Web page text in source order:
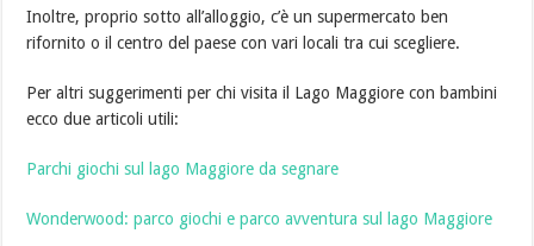
Inoltre, proprio sotto all’alloggio, c’è un supermercato ben
rifornito o il centro del paese con vari locali tra cui scegliere.
Per altri suggerimenti per chi visita il Lago Maggiore con bambini
ecco due articoli utili:
Parchi giochi sul lago Maggiore da segnare
Wonderwood: parco giochi e parco avventura sul lago Maggiore